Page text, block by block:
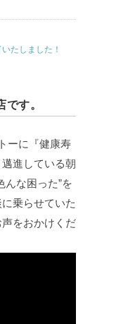
たしました！
す。
ーに『健康寿
進している朝
んな困った”を
乗らせていた
をおかけくだ